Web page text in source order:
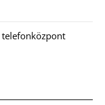
telefonközpont